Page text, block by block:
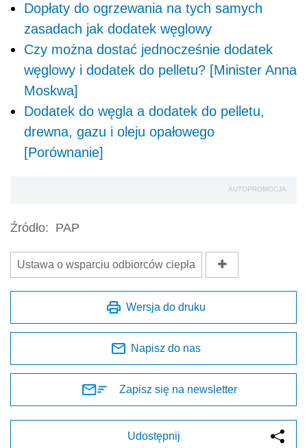
Dopłaty do ogrzewania na tych samych
zasadach jak dodatek węglowy
Czy można dostać jednocześnie dodatek
węglowy i dodatek do pelletu? [Minister Anna
Moskwa]
Dodatek do węgla a dodatek do pelletu,
drewna, gazu i oleju opałowego
[Porównanie]
AUTOPROMOCJA
Źródło: PAP
Ustawa o wsparciu odbiorców ciepła
Wersja do druku
Napisz do nas
Zapisz się na newsletter
Udostępnij